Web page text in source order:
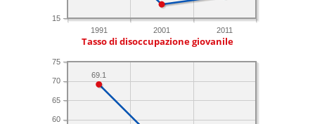
1991 2001 2011
15
Tasso di disoccupazione giovanile
60
65
70
75
69.1